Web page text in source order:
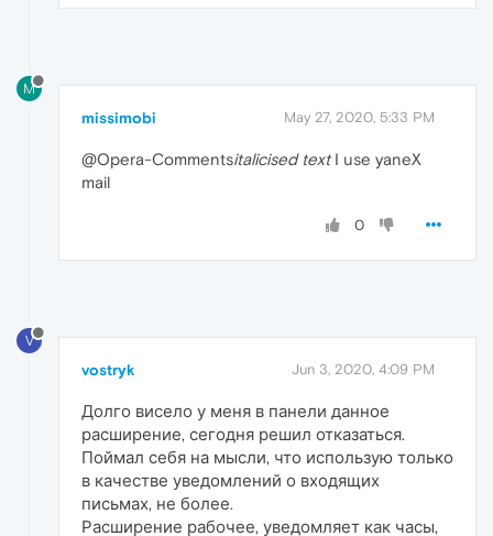
M
missimobi May 27, 2020, 5:33 PM
@Opera-Commentsitalicised textI use yaneX
mail
0
V
vostryk Jun 3, 2020, 4:09 PM
Долго висело у меня в панели данное
расширение, сегодня решил отказаться.
Поймал себя на мысли, что использую только
в качестве уведомлений о входящих
письмах, не более.
Расширение рабочее, уведомляет как часы,